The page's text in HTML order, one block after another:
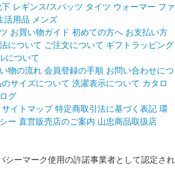
下 レギンス/スパッツ タイツ ウォーマー ファ
活用品 メンズ
お買い物ガイド 初めての方へ お支払い方
について ご注文について ギフトラッピング
について
物の流れ 会員登録の手順 お問い合わせにつ
サイズについて 洗濯表示について カタロ
グ
サイトマップ 特定商取引法に基づく表記 環
ー 直営販売店のご案内 山忠商品取扱店
ーマーク使用の許諾事業者として認定され